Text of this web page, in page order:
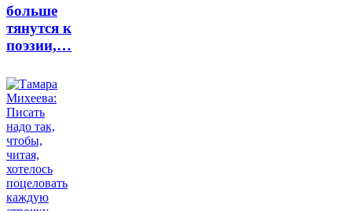
больше
тянутся к
поэзии,…